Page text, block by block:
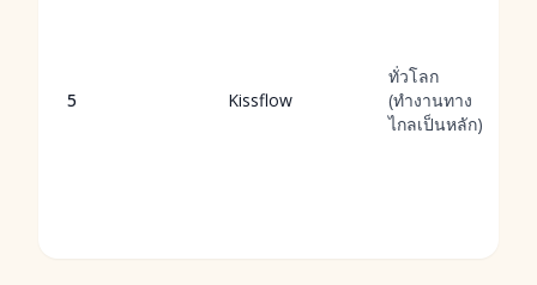
5 Kissflow
ทั่วโลก
(ทำงานทาง
ไกลเป็นหลัก)